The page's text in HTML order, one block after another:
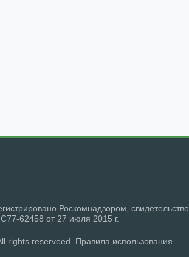
Роскомнадзором, свидетельство
62458 от 27 июля 2015 г.
rights reserveed. Правила использования